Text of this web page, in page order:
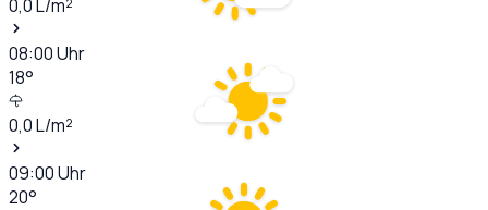
0,0L/m²
08:00Uhr
18°
0,0L/m²
09:00Uhr
20°